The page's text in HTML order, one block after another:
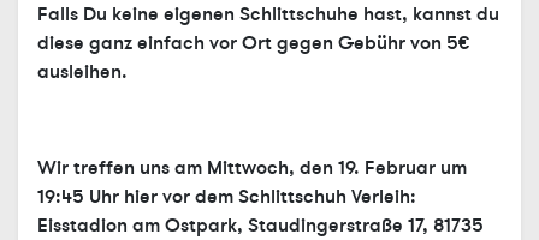
Falls Du keine eigenen Schlittschuhe hast, kannst du
diese ganz einfach vor Ort gegen Gebühr von 5€
ausleihen.
Wir treffen uns am Mittwoch, den 19. Februar um
19:45 Uhr hier vor dem Schlittschuh Verleih:
Eisstadion am Ostpark, Staudingerstraße 17, 81735